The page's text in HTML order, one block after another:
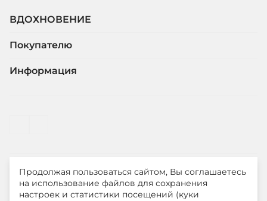
ВДОХНОВЕНИЕ
Покупателю
Информация
© ООО "ЛиМ Холдинг" 2026
Продолжая пользоваться сайтом, Вы соглашаетесь
на использование файлов для сохранения
настроек и статистики посещений (куки